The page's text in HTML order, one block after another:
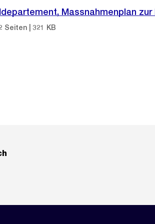
Massnahmenplan zur
Seiten | 321 KB